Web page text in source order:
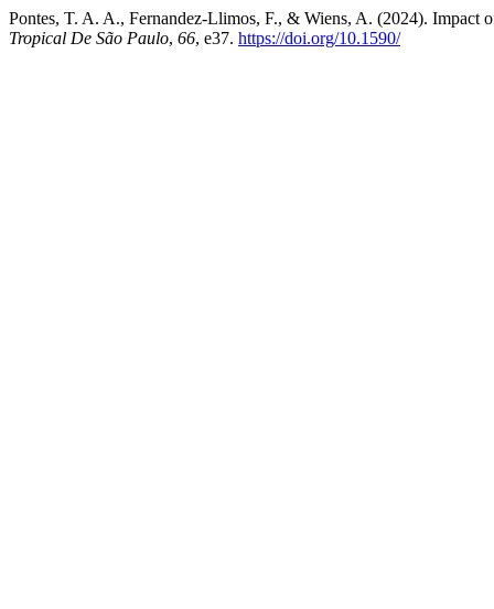
Pontes, T. A. A., Fernandez-Llimos, F., & Wiens, A. (2024).
Tropical De São Paulo, 66, e37. https://doi.org/10.1590/